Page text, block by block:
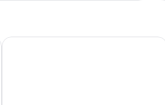
Hotel Novotel Monte Carlo